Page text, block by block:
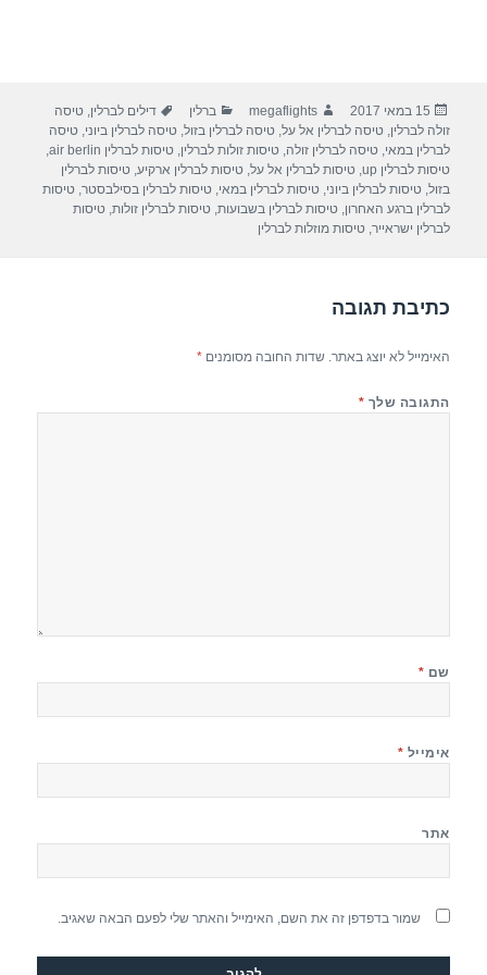
פורסם
בתאריך
15 במאי 2017 מחבר
megaflights קטגוריות
ברלין תגיות
דילים לברלין,טיסה
זולה לברלין,טיסה לברלין אל על,טיסה לברלין בזול,טיסה לברלין ביוני,טיסה
לברלין במאי,טיסה לברלין זולה,טיסות זולות לברלין,טיסות לברלין air berlin
,
טיסות לברלין up
,טיסות לברלין אל על,טיסות לברלין ארקיע,טיסות לברלין
בזול,טיסות לברלין ביוני,טיסות לברלין במאי,טיסות לברלין בסילבסטר,טיסות
לברלין ברגע האחרון,טיסות לברלין בשבועות,טיסות לברלין זולות,טיסות
לברלין ישראייר,טיסות מוזלות לברלין
כתיבת תגובה
האימייל לא יוצג באתר. שדות החובה מסומנים*
התגובה שלך *
שם *
אימייל *
אתר
שמור בדפדפן זה את השם, האימייל והאתר שלי לפעם הבאה שאגיב.